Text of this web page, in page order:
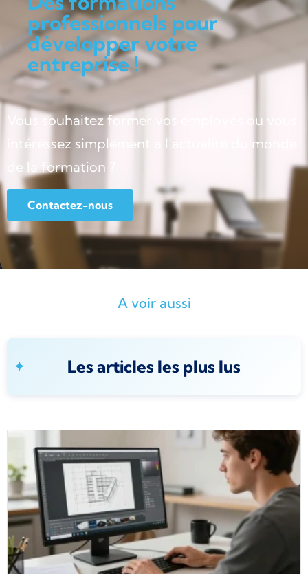
professionnels pour
développer votre
entreprise !
Vous souhaitez former vos employés ou vous
intéressez simplement à l’actualité du monde
de la formation ?
Contactez-nous
A voir aussi
Les articles les plus lus